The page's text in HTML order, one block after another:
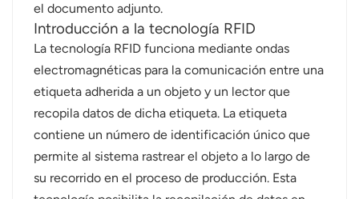
el documento adjunto.
Introducción a la tecnología RFID
La tecnología RFID funciona mediante ondas
electromagnéticas para la comunicación entre una
etiqueta adherida a un objeto y un lector que
recopila datos de dicha etiqueta. La etiqueta
contiene un número de identificación único que
permite al sistema rastrear el objeto a lo largo de
su recorrido en el proceso de producción. Esta